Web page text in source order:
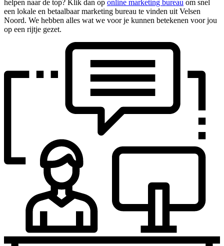
helpen naar de top? Klik dan op online marketing bureau om snel
een lokale en betaalbaar marketing bureau te vinden uit Velsen
Noord. We hebben alles wat we voor je kunnen betekenen voor jou
op een rijtje gezet.